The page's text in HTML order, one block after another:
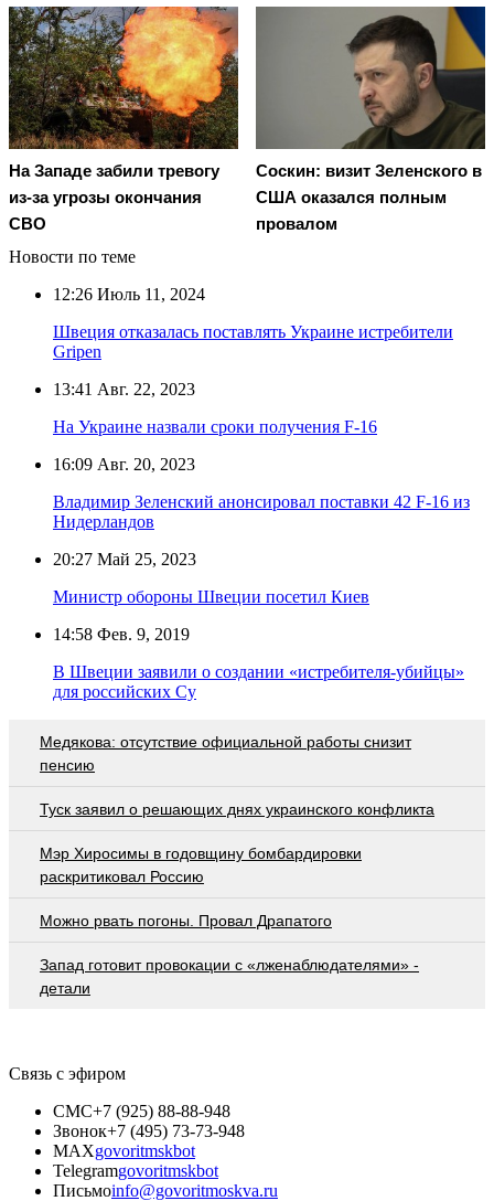
На Западе забили тревогу
из-за угрозы окончания
СВО
Соскин: визит Зеленского в
США оказался полным
провалом
Новости по теме
12:26 Июль 11, 2024
Швеция отказалась поставлять Украине истребители
Gripen
13:41 Авг. 22, 2023
На Украине назвали сроки получения F-16
16:09 Авг. 20, 2023
Владимир Зеленский анонсировал поставки 42 F-16 из
Нидерландов
20:27 Май 25, 2023
Министр обороны Швеции посетил Киев
14:58 Фев. 9, 2019
В Швеции заявили о создании «истребителя-убийцы»
для российских Су
Медякова: отсутствие официальной работы снизит
пенсию
Туск заявил о решающих днях украинского конфликта
Мэр Хиросимы в годовщину бомбардировки
раскритиковал Россию
Можно рвать погоны. Провал Драпатого
Запад готовит провокации с «лженаблюдателями» -
детали
Связь с эфиром
СМС+7 (925) 88-88-948
Звонок+7 (495) 73-73-948
MAXgovoritmskbot
Telegramgovoritmskbot
Письмоinfo@govoritmoskva.ru